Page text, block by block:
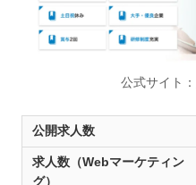
公式サイト：
公開求人数
求人数（Webマーケティン
グ）